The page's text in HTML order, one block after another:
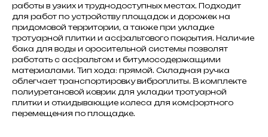
работы в узких и труднодоступных местах. Подходит
для работ по устройству площадок и дорожек на
придомовой территории, а также при укладке
тротуарной плитки и асфальтового покрытия. Наличие
бака для воды и оросительной системы позволят
работать с асфальтом и битумосодержащими
материалами. Тип хода: прямой. Складная ручка
облегчает транспортировку виброплиты. В комплекте
полиуретановой коврик для укладки тротуарной
плитки и откидывающие колеса для комфортного
перемещения по площадке.